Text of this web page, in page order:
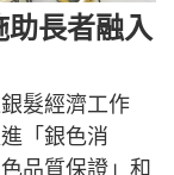
長者融入
髮經濟工作
「銀色消
品質保證」和